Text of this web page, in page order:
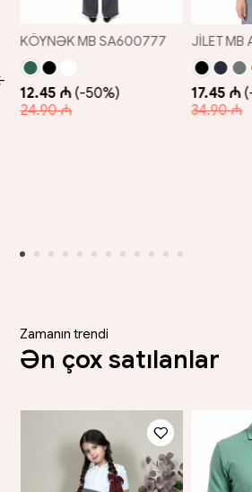
KÖYNƏK MB SA600777
12.45 ₼ (-50%)
24.90 ₼
JİLET MB
17.45 ₼
34.90 ₼
Zamanın trendi
Ən çox satılanlar